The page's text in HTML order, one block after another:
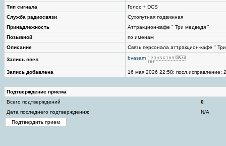
Тип сигнала
Голос + DCS
Служба радиосвязи
Сухопутная подвижная
Принадлежность
Аттракцион-кафе " Три медведя "
Позывной
по именам
Описание
Связь персонала аттракцион-кафе "
Запись ввел bvasam
Запись добавлена 16 мая 2026 22:58; посл.исправление:
Подтверждение приема
Всего подтверждений
0
Дата последнего подтверждения:
N/A